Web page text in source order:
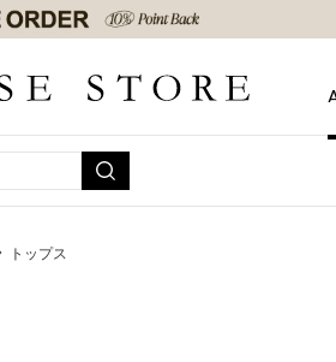
トップス